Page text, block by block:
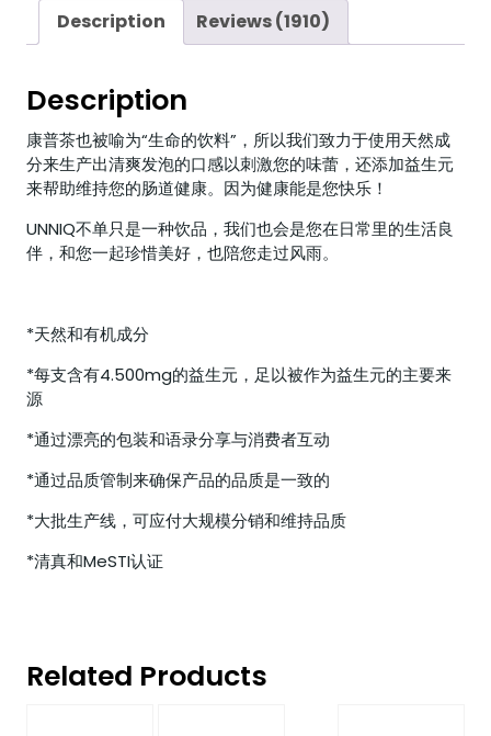
Description Reviews (1910)
Description
康普茶也被喻为“生命的饮料”，所以我们致力于使用天然成
分来生产出清爽发泡的口感以刺激您的味蕾，还添加益生元
来帮助维持您的肠道健康。因为健康能是您快乐！
UNNIQ不单只是一种饮品，我们也会是您在日常里的生活良
伴，和您一起珍惜美好，也陪您走过风雨。
*天然和有机成分
*每支含有4.500mg的益生元，足以被作为益生元的主要来
源
*通过漂亮的包装和语录分享与消费者互动
*通过品质管制来确保产品的品质是一致的
*大批生产线，可应付大规模分销和维持品质
*清真和MeSTI认证
Related Products